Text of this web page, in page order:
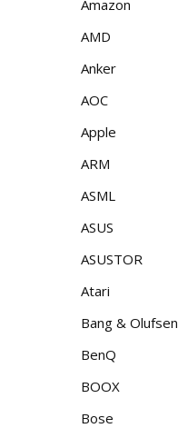
Amazon
AMD
Anker
AOC
Apple
ARM
ASML
ASUS
ASUSTOR
Atari
Bang & Olufsen
BenQ
BOOX
Bose